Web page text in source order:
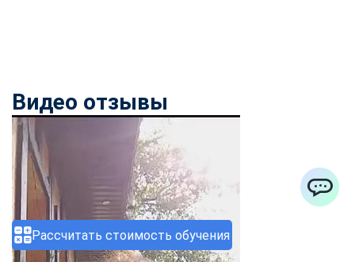
Рассчитать стоимость обучения
Видео отзывы
ChatApp